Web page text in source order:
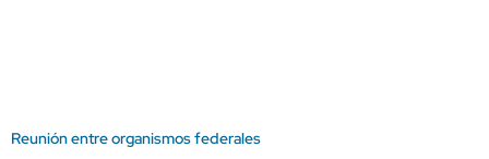
Reunión entre organismos federales